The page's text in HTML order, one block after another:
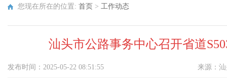
您现在所在的位置: 首页 > 工作动态
汕头市公路事务中心召开省道
发布时间：2025-05-22 08:51:55 来源：